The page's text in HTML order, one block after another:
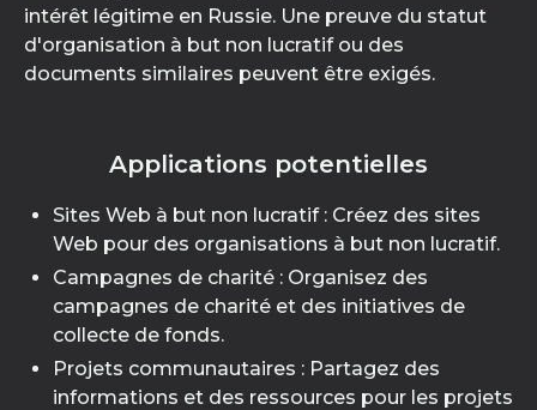
intérêt légitime en Russie. Une preuve du statut
d'organisation à but non lucratif ou des
documents similaires peuvent être exigés.
Applications potentielles
Sites Web à but non lucratif : Créez des sites
Web pour des organisations à but non lucratif.
Campagnes de charité : Organisez des
campagnes de charité et des initiatives de
collecte de fonds.
Projets communautaires : Partagez des
informations et des ressources pour les projets